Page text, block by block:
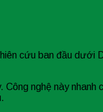
cứu ban đầu dưới
nghệ này nhanh